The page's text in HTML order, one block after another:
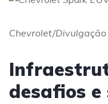
Chevrolet/Divulgação
desafios e